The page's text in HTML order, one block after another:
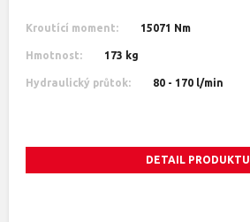
Kroutící moment: 15071 Nm
Hmotnost: 173 kg
Hydraulický průtok: 80 - 170 l/min
DETAIL PRODUKTU